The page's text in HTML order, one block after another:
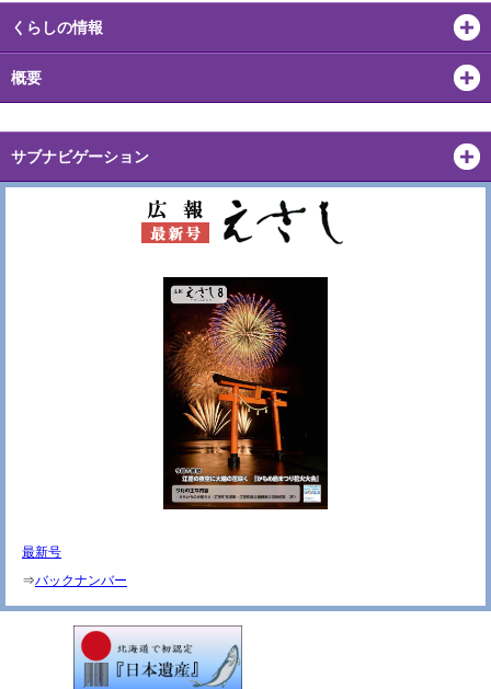
くらしの情報
概要
サブナビゲーション
最新号
⇒バックナンバー